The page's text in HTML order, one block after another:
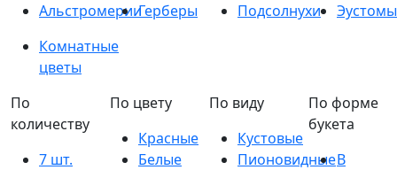
АльстромерииГерберы Подсолнухи
Эустомы
Комнатные
цветы
По
количеству
7 шт.
По цвету
Красные
Белые
По виду
Кустовые
Пионовидные
По форме
букета
В